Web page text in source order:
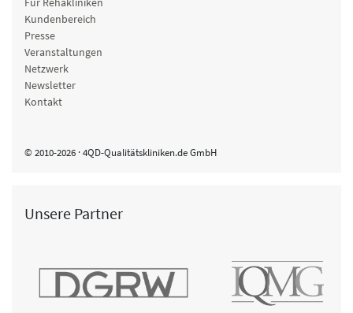
Kundenbereich
Presse
Veranstaltungen
Netzwerk
Newsletter
Kontakt
© 2010-2026 · 4QD-Qualitätskliniken.de GmbH
Unsere Partner